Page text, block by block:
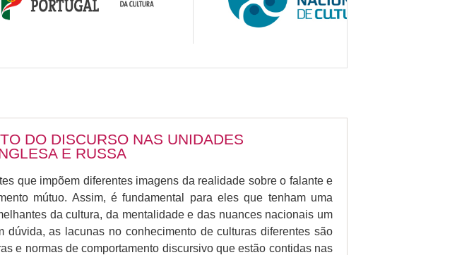
DO DISCURSO NAS UNIDADES
E RUSSA
que impõem diferentes imagens da realidade sobre o falante e
mútuo. Assim, é fundamental para eles que tenham uma
da cultura, da mentalidade e das nuances nacionais um
as lacunas no conhecimento de culturas diferentes são
e normas de comportamento discursivo que estão contidas nas